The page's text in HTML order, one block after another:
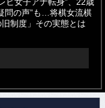
ビ女子アナ転身”、22歳
問の声”も…将棋女流棋
制度」その実態とは